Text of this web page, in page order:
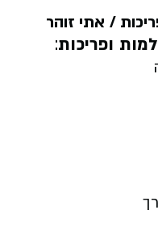
/ אתי זוהר
ופריכות: